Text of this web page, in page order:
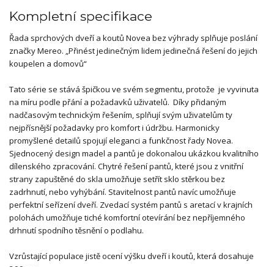
Kompletní specifikace
Řada sprchových dveří a koutů Novea bez výhrady splňuje poslání
značky Mereo. „Přinést jedinečným lidem jedinečná řešení do jejich
koupelen a domovů“
Tato série se stává špičkou ve svém segmentu, protože je vyvinuta
na míru podle přání a požadavků uživatelů. Díky přidaným
nadčasovým technickým řešením, splňují svým uživatelům ty
nejpřísnější požadavky pro komfort i údržbu. Harmonicky
promyšlené detailů spojují eleganci a funkčnost řady Novea.
Sjednocený design madel a pantů je dokonalou ukázkou kvalitního
dílenského zpracování. Chytré řešení pantů, které jsou z vnitřní
strany zapuštěné do skla umožňuje setřít sklo stěrkou bez
zadrhnutí, nebo vyhýbání. Stavitelnost pantů navíc umožňuje
perfektní seřízení dveří. Zvedací systém pantů s aretací v krajních
polohách umožňuje tiché komfortní otevírání bez nepříjemného
drhnutí spodního těsnění o podlahu.
Vzrůstající populace jistě ocení výšku dveří i koutů, která dosahuje